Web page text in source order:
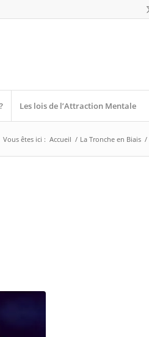
Les lois de l’Attraction Mentale
Vous êtes ici : Accueil / La Tronche en Biais /